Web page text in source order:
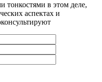
тонкостями в этом деле,
аспектах и